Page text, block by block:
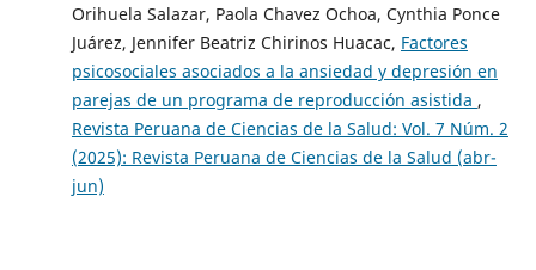
Orihuela Salazar, Paola Chavez Ochoa, Cynthia Ponce
Juárez, Jennifer Beatriz Chirinos Huacac, Factores
psicosociales asociados a la ansiedad y depresión en
parejas de un programa de reproducción asistida ,
Revista Peruana de Ciencias de la Salud: Vol. 7 Núm. 2
(2025): Revista Peruana de Ciencias de la Salud (abr-
jun)